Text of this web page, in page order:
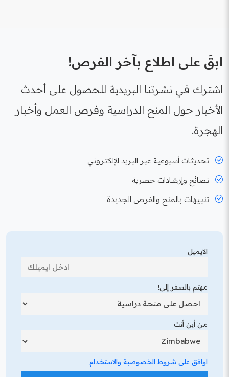
ابقَ على اطلاع بآخر الفرص!
اشترك في نشرتنا البريدية للحصول على أحدث
الأخبار حول المنح الدراسية وفرص العمل وأخبار
الهجرة.
تحديثات أسبوعية عبر البريد الإلكتروني
نصائح وإرشادات حصرية
تنبيهات بالمنح والفرص الجديدة
الايميل
مهتم بالسفر إلى!
من أين أنت
اوافق على شروط الخصوصية والاستخدام